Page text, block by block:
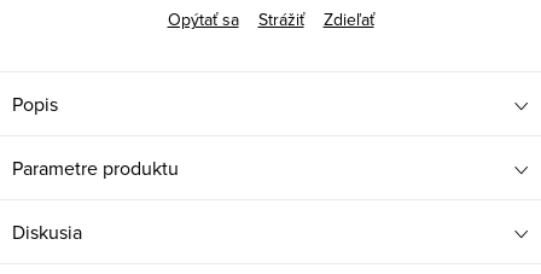
Opýtať sa Strážiť Zdieľať
Popis
Parametre produktu
Diskusia